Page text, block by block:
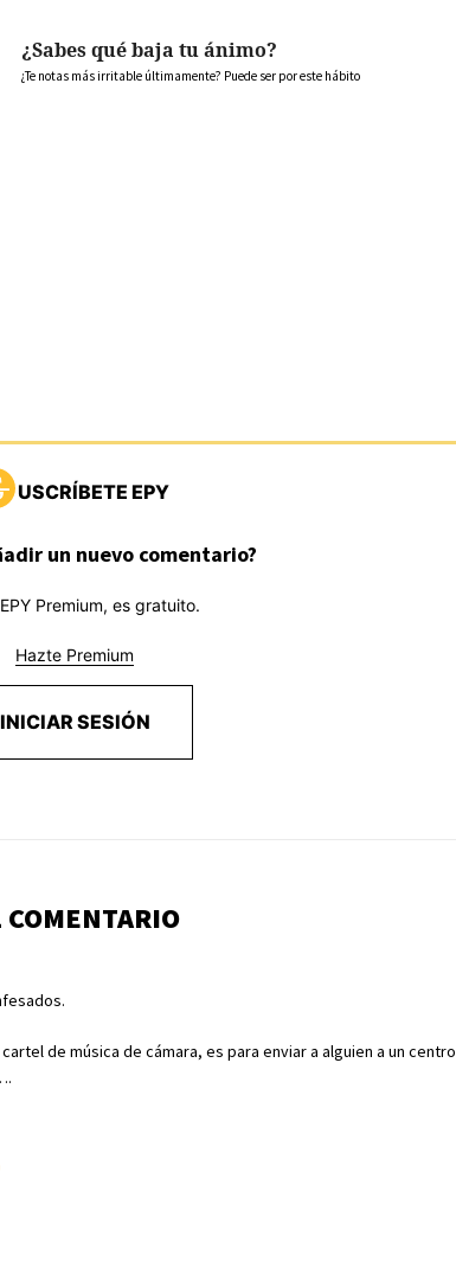
¿Sabes qué baja tu ánimo?
¿Te notas más irritable últimamente? Puede ser por este hábito
USCRÍBETE EPY
un nuevo comentario?
Premium, es gratuito.
Hazte Premium
INICIAR SESIÓN
COMENTARIO
de música de cámara, es para enviar a alguien a un centro